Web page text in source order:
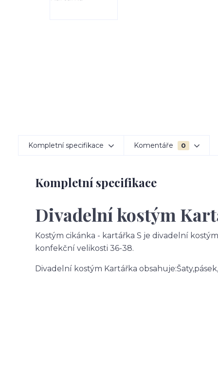
Kompletní specifikace Komentáře 0
Kompletní specifikace
Divadelní kostým
Kostým cikánka - kartářka S je divadelní
konfekční velikosti 36-38.
Divadelní kostým Kartářka